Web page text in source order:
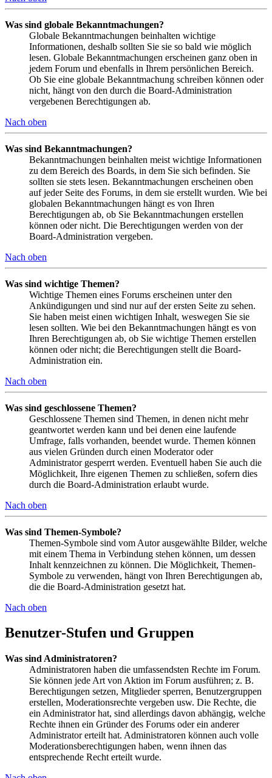
Was sind globale Bekanntmachungen?
Globale Bekanntmachungen beinhalten wichtige
Informationen, deshalb sollten Sie sie so bald wie möglich
lesen. Globale Bekanntmachungen erscheinen ganz oben in
jedem Forum und ebenfalls in Ihrem persönlichen Bereich.
Ob Sie eine globale Bekanntmachung schreiben können oder
nicht, hängt von den durch die Board-Administration
vergebenen Berechtigungen ab.
Nach oben
Was sind Bekanntmachungen?
Bekanntmachungen beinhalten meist wichtige Informationen
zu dem Bereich des Boards, in dem Sie sich befinden. Sie
sollten sie stets lesen. Bekanntmachungen erscheinen oben
auf jeder Seite des Forums, in dem sie erstellt wurden. Wie bei
globalen Bekanntmachungen hängt es von Ihren
Berechtigungen ab, ob Sie Bekanntmachungen erstellen
können oder nicht. Die Berechtigungen werden von der
Board-Administration vergeben.
Nach oben
Was sind wichtige Themen?
Wichtige Themen eines Forums erscheinen unter den
Ankündigungen und sind nur auf der ersten Seite zu sehen.
Sie haben meist einen wichtigen Inhalt, weswegen Sie sie
lesen sollten. Wie bei den Bekanntmachungen hängt es von
Ihren Berechtigungen ab, ob Sie wichtige Themen erstellen
können oder nicht; die Berechtigungen stellt die Board-
Administration ein.
Nach oben
Was sind geschlossene Themen?
Geschlossene Themen sind Themen, in denen nicht mehr
geantwortet werden kann und bei denen eine laufende
Umfrage, falls vorhanden, beendet wurde. Themen können
aus vielen Gründen durch einen Moderator oder
Administrator gesperrt werden. Eventuell haben Sie auch die
Möglichkeit, Ihre eigenen Themen zu schließen, sofern dies
durch die Board-Administration erlaubt wurde.
Nach oben
Was sind Themen-Symbole?
Themen-Symbole sind vom Autor ausgewählte Bilder, welche
mit einem Thema in Verbindung stehen können, um dessen
Inhalt kennzeichnen zu können. Die Möglichkeit, Themen-
Symbole zu verwenden, hängt von Ihren Berechtigungen ab,
die die Board-Administration gesetzt hat.
Nach oben
Benutzer-Stufen und Gruppen
Was sind Administratoren?
Administratoren haben die umfassendsten Rechte im Forum.
Sie können jede Art von Aktion im Forum ausführen; z. B.
Berechtigungen setzen, Mitglieder sperren, Benutzergruppen
erstellen, Moderationsrechte vergeben usw. Die Rechte, die
ein Administrator hat, sind allerdings davon abhängig, welche
Rechte ihnen ein Gründer des Forums oder ein anderer
Administrator erteilt hat. Administratoren können auch volle
Moderationsberechtigungen haben, wenn ihnen das
entsprechende Recht erteilt wurde.